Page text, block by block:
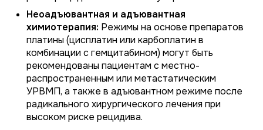
Неоадъювантная и адъювантная
химиотерапия: Режимы на основе препаратов
платины (цисплатин или карбоплатин в
комбинации с гемцитабином) могут быть
рекомендованы пациентам с местно-
распространенным или метастатическим
УРВМП, а также в адъювантном режиме после
радикального хирургического лечения при
высоком риске рецидива.